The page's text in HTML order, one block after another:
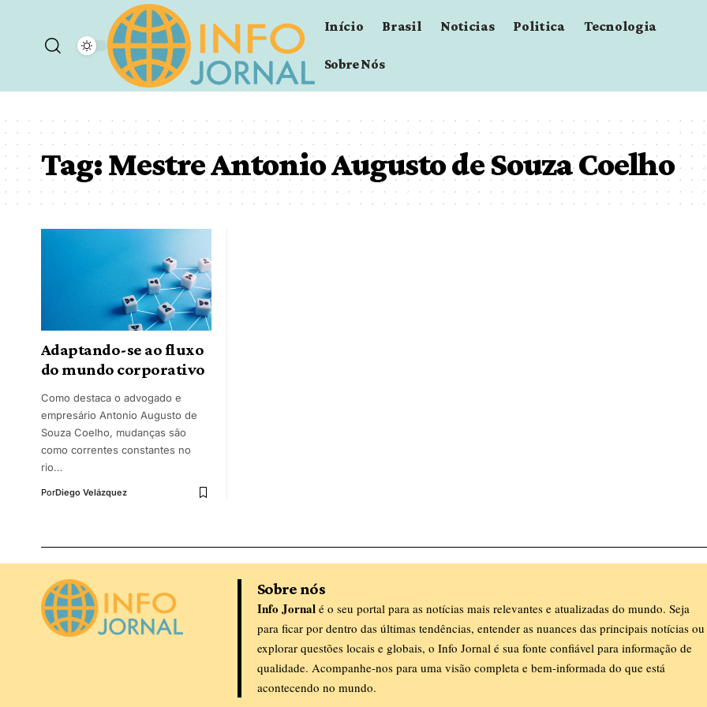
Início Brasil Noticias Politica Tecnologia
Sobre Nós
Tag:Mestre Antonio Augusto de Souza Coelho
Adaptando-se ao fluxo
do mundo corporativo
Como destaca o advogado e
empresário Antonio Augusto de
Souza Coelho, mudanças são
como correntes constantes no
rio…
PorDiego Velázquez
Sobre nós
Info Jornalé o seu portal para as notícias mais relevantes e atualizadas do mundo. Seja
para ficar por dentro das últimas tendências, entender as nuances das principais notícias ou
explorar questões locais e globais, o Info Jornal é sua fonte confiável para informação de
qualidade. Acompanhe-nos para uma visão completa e bem-informada do que está
acontecendo no mundo.